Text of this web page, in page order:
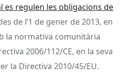
es regulen les obligacions de
de l’1 de gener de 2013, en
la normativa comunitària
2006/112/CE, en la seva
la Directiva 2010/45/EU.